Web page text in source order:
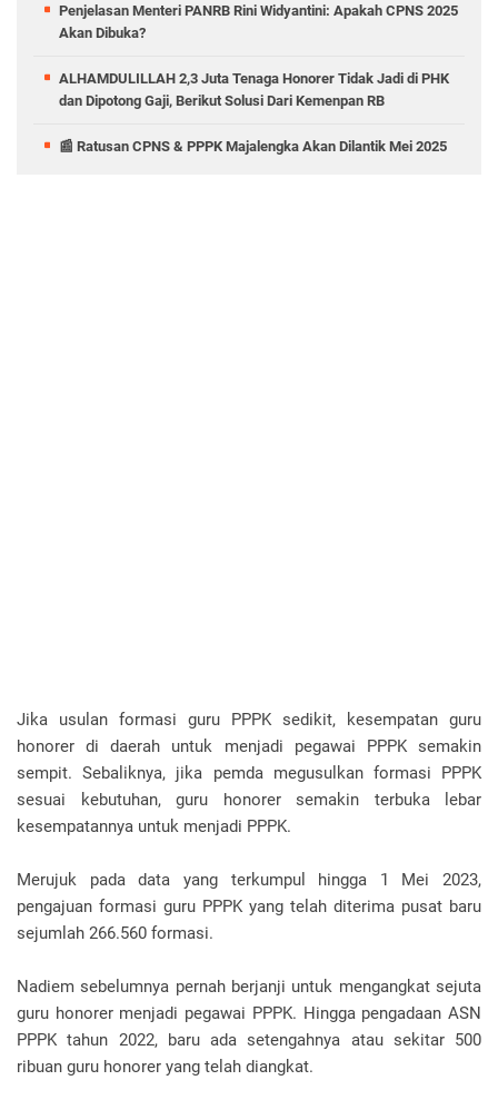
Penjelasan Menteri PANRB Rini Widyantini: Apakah CPNS 2025
Akan Dibuka?
ALHAMDULILLAH 2,3 Juta Tenaga Honorer Tidak Jadi di PHK
dan Dipotong Gaji, Berikut Solusi Dari Kemenpan RB
📰 Ratusan CPNS & PPPK Majalengka Akan Dilantik Mei 2025
Jika usulan formasi guru PPPK sedikit, kesempatan guru
honorer di daerah untuk menjadi pegawai PPPK semakin
sempit. Sebaliknya, jika pemda megusulkan formasi PPPK
sesuai kebutuhan, guru honorer semakin terbuka lebar
kesempatannya untuk menjadi PPPK.
Merujuk pada data yang terkumpul hingga 1 Mei 2023,
pengajuan formasi guru PPPK yang telah diterima pusat baru
sejumlah 266.560 formasi.
Nadiem sebelumnya pernah berjanji untuk mengangkat sejuta
guru honorer menjadi pegawai PPPK. Hingga pengadaan ASN
PPPK tahun 2022, baru ada setengahnya atau sekitar 500
ribuan guru honorer yang telah diangkat.